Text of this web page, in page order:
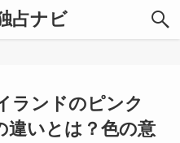
占ナビ
ランドのピンク
違いとは？色の意